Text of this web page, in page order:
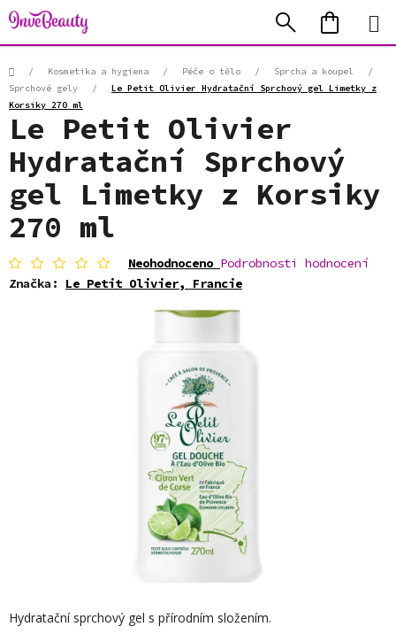
Přejít
na
obsah
Hledat
KOŠÍK
Domů/ Kosmetika a hygiena / Péče o tělo / Sprcha a koupel
/
Sprchové gely
/
Le Petit Olivier Hydratační Sprchový gel Limetky z
Korsiky 270 ml
Hydratační sprchový gel s přírodním složením.
Le Petit Olivier
Hydratační Sprchový
gel Limetky z Korsiky
270 ml
Průměrné
hodnocení
produktu
hvězdiček.
Neohodnoceno Podrobnosti hodnocení
Značka: Le Petit Olivier, Francie